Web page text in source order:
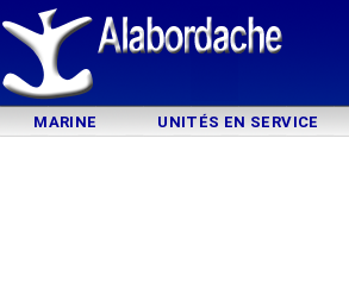
MARINE UNITÉS EN SERVICE